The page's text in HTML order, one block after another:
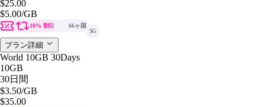
$25.00
$5.00/GB
10% 割引
66ヶ国
5G
プラン詳細
World 10GB 30Days
10GB
30日間
$3.50/GB
$35.00